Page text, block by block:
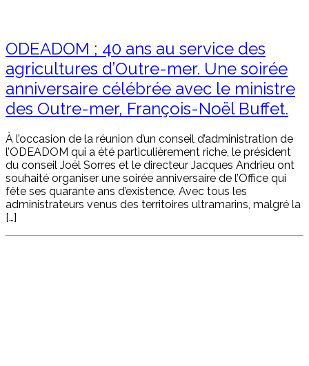
ODEADOM ; 40 ans au service des
agricultures d’Outre-mer. Une soirée
anniversaire célébrée avec le ministre
des Outre-mer, François-Noël Buffet.
À l’occasion de la réunion d’un conseil d’administration de
l’ODEADOM qui a été particulièrement riche, le président
du conseil Joël Sorres et le directeur Jacques Andrieu ont
souhaité organiser une soirée anniversaire de l’Office qui
fête ses quarante ans d’existence. Avec tous les
administrateurs venus des territoires ultramarins, malgré la
[…]